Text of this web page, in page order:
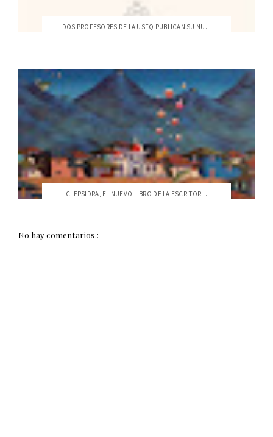
DOS PROFESORES DE LA USFQ PUBLICAN SU NU...
CLEPSIDRA, EL NUEVO LIBRO DE LA ESCRITOR...
No hay comentarios.: